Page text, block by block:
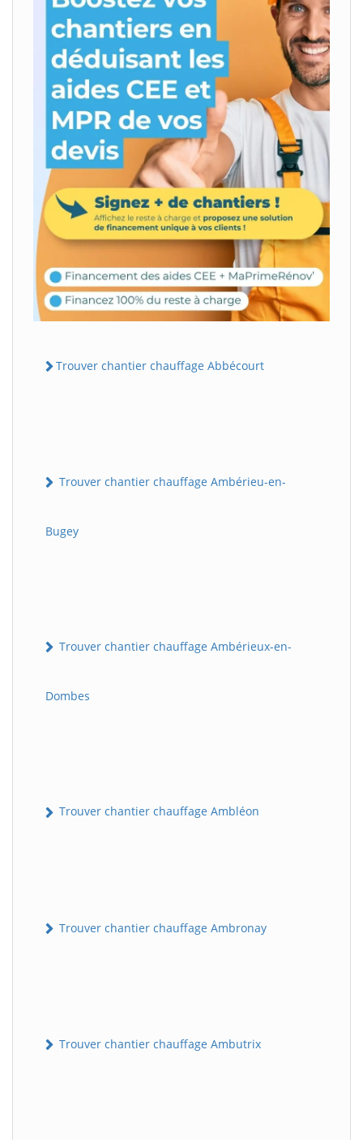
Trouver chantier chauffage Abbécourt
Trouver chantier chauffage Ambérieu-en-
Bugey
Trouver chantier chauffage Ambérieux-en-
Dombes
Trouver chantier chauffage Ambléon
Trouver chantier chauffage Ambronay
Trouver chantier chauffage Ambutrix